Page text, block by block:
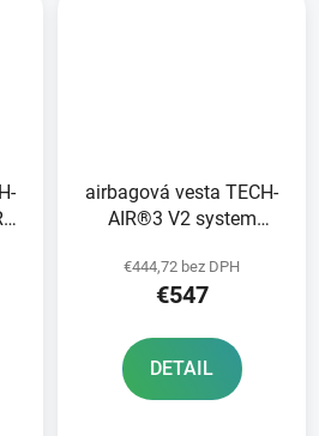
airbagová vesta TECH-
AIR®3 V2 system
2025
€444,72 bez DPH
€547
DETAIL